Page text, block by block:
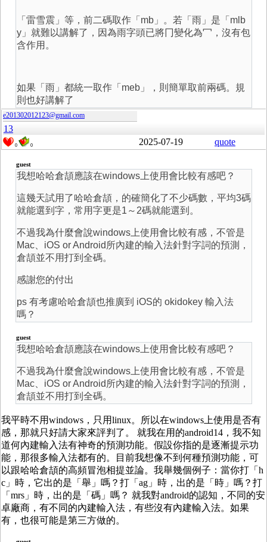
「雷雪震」等，前二碼取作「mb」。若「雨」是「mlb
y」就難以講解了，因為雨字頭已將冂變化為冖，沒有包
含作用。
如果「雨」都統一取作「meb」，則簡單取前兩碼。規
則也好講解了
e201302012123@gmail.com
13
0 0 2025-07-19 quote
guest
我想哈哈倉頡應該在windows上使用會比較有感吧？
這幾天試用了哈哈倉頡，的確簡化了不少碼數，平均3碼
就能選到字，常用字更是1～2碼就能選到。
不過我為什麼會說windows上使用會比較有感，不管是
Mac、iOS or Android所內建的輸入法針對字詞的預測，
倉頡並不用打到全碼。
感謝您的付出
ps 有考慮哈哈倉頡也推廣到 iOS的 okidokey 輸入法
嗎？
guest
我想哈哈倉頡應該在windows上使用會比較有感吧？
不過我為什麼會說windows上使用會比較有感，不管是
Mac、iOS or Android所內建的輸入法針對字詞的預測，
倉頡並不用打到全碼。
我平時不用windows，只用linux。所以在windows上使用是否有
感，那就只好請大家來評判了。 就我在用的android14，我不知
道何內建輸入法有神奇的預測功能。假設你指的是逐漸提示功
能，那很多輸入法都有的。目前我想像不到何種預測功能，可
以跟哈哈倉頡的高頻冒泡相提並論。我舉幾個例子：當你打「h
c」時，它出的是「舉」嗎？打「ag」時，出的是「時」嗎？打
「mrs」時，出的是「碼」嗎？ 就我對android的認知，不同的安
卓廠商，有不同的內建輸入法，有些沒有內建輸入法。如果
有，也很可能是第三方做的。